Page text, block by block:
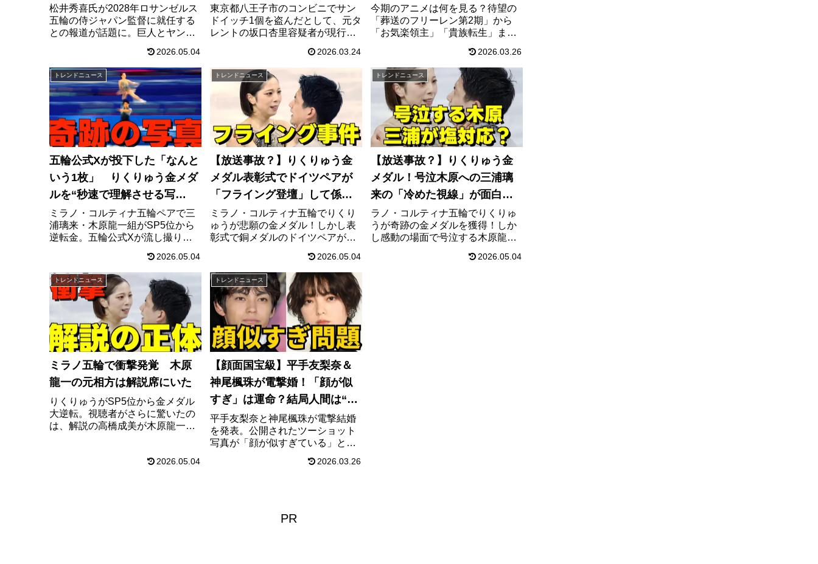
松井秀喜氏が2028年ロサンゼルス
五輪の侍ジャパン監督に就任する
との報道が話題に。巨人とヤンキ
補に挙がる理由、ファンの反応、
現時点の確定情報を整理します。
2026.05.04
捕”の全貌
東京都八王子市のコンビニでサン
ドイッチ1個を盗んだとして、元タ
レントの坂口杏里容疑者が現行犯
間に衝撃が広がった理由をわかり
やすく整理します。
2026.03.24
選ぶべき理由
今期のアニメは何を見る？待望の
「葬送のフリーレン第2期」から
「お気楽領主」「貴族転生」ま
ー3作品の魅力を解説！さらにアニ
メファンにHuluが圧倒的におすす
めな5つの理由も紹介。最高の推し
活を始めましょう。
2026.03.26
トレンドニュース
五輪公式Xが投下した「なんと
いう1枚」 りくりゅう金メダ
ルを“秒速で理解させる写
真”が海外で騒然
ミラノ・コルティナ五輪ペアで三
浦璃来・木原龍一組がSP5位から
逆転金。五輪公式Xが流し撮りの
ら「なんという1枚」と称賛が相次
いでいる。
2026.05.04
トレンドニュース
【放送事故？】りくりゅう金
メダル表彰式でドイツペアが
「フライング登壇」して係員
に怒られる事案が発生
ミラノ・コルティナ五輪でりくり
ゅうが悲願の金メダル！しかし表
彰式で銅メダルのドイツペアがフ
ハプニングが発生。ミネルヴァ選
手の驚いた顔が可愛すぎると話題
に。その決定的瞬間を紹介しま
す。
2026.05.04
トレンドニュース
【放送事故？】りくりゅう金
メダル！号泣木原への三浦璃
来の「冷めた視線」が面白す
ぎると世界中で話題
ラノ・コルティナ五輪でりくりゅ
うが奇跡の金メダルを獲得！しか
し感動の場面で号泣する木原龍一
「呆れ顔」が面白すぎると話題
2026.05.04
トレンドニュース
ミラノ五輪で衝撃発覚 木原
龍一の元相方は解説席にいた
りくりゅうがSP5位から金メダル
大逆転。視聴者がさらに驚いたの
は、解説の高橋成美が木原龍一の
2026.05.04
トレンドニュース
【顔面国宝級】平手友梨奈＆
神尾楓珠が電撃婚！「顔が似
すぎ」は運命？結局人間は“自
分顔”が一番好きなんだ説を立
証してしまう
平手友梨奈と神尾楓珠が電撃結婚
を発表。公開されたツーショット
写真が「顔が似すぎている」と話
理や、ファンの間で囁かれるメン
2026.03.26
PR